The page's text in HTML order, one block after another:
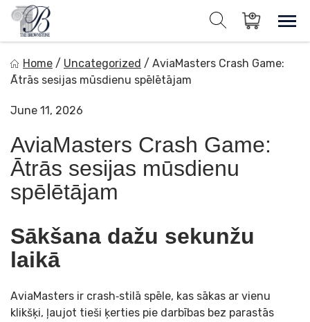
Skip
content
Items in cart
Private Events and Catering
Home / Uncategorized / AviaMasters Crash Game:
Ātrās sesijas mūsdienu spēlētājam
June 11, 2026
AviaMasters Crash Game:
Ātrās sesijas mūsdienu
spēlētājam
Sākšana dažu sekunžu
laikā
AviaMasters ir crash‑stilā spēle, kas sākas ar vienu
klikšķi, ļaujot tieši ķerties pie darbības bez parastās